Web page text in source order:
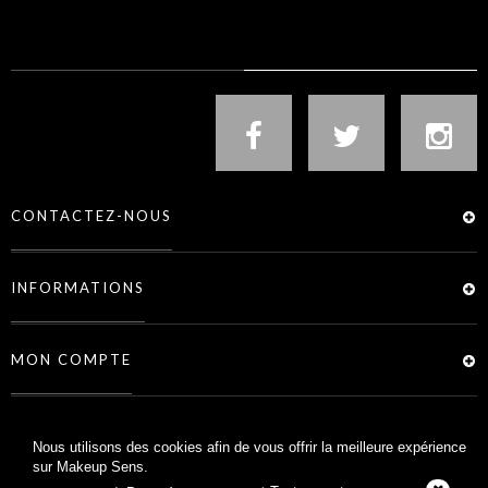
Nous utilisons des cookies afin de vous offrir la meilleure expérience
sur Makeup Sens.
CONTACTEZ-NOUS
INFORMATIONS
MON COMPTE